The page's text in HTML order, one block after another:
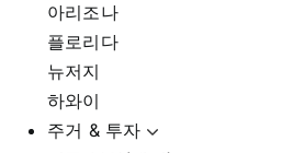
아리조나
플로리다
뉴저지
하와이
주거 & 투자